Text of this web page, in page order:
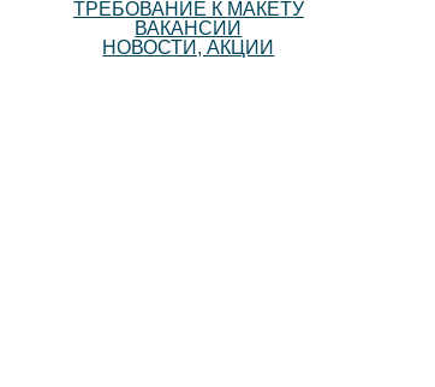
ТРЕБОВАНИЕ К МАКЕТУ
ВАКАНСИИ
НОВОСТИ, АКЦИИ